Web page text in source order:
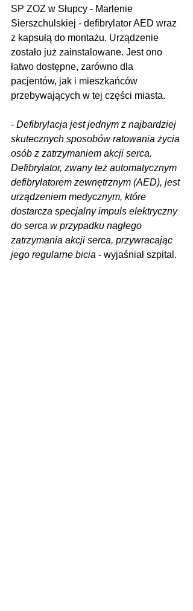
SP ZOZ w Słupcy - Marlenie
Sierszchulskiej - defibrylator AED wraz
z kapsułą do montażu. Urządzenie
zostało już zainstalowane. Jest ono
łatwo dostępne, zarówno dla
pacjentów, jak i mieszkańców
przebywających w tej części miasta.
- Defibrylacja jest jednym z najbardziej
skutecznych sposobów ratowania życia
osób z zatrzymaniem akcji serca.
Defibrylator, zwany też automatycznym
defibrylatorem zewnętrznym (AED), jest
urządzeniem medycznym, które
dostarcza specjalny impuls elektryczny
do serca w przypadku nagłego
zatrzymania akcji serca, przywracając
jego regularne bicia - wyjaśniał szpital.